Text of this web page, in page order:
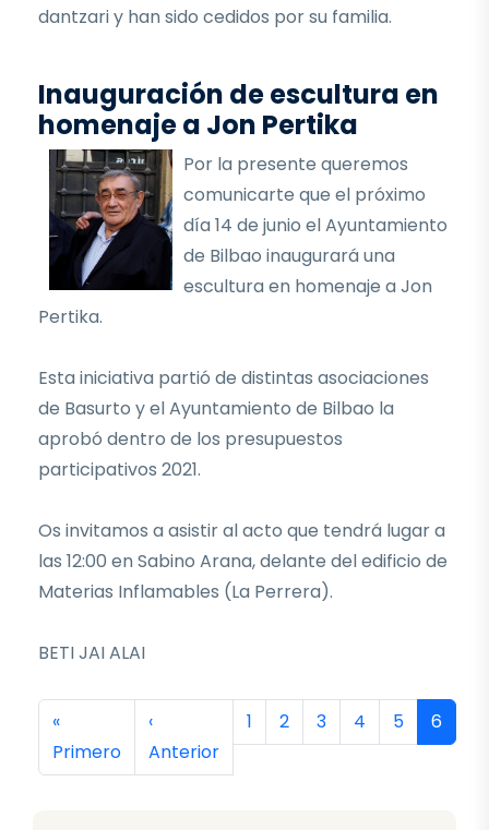
dantzari y han sido cedidos por su familia.
Inauguración de escultura en
homenaje a Jon Pertika
Por la presente queremos
comunicarte que el próximo
día 14 de junio el Ayuntamiento
de Bilbao inaugurará una
escultura en homenaje a Jon
Pertika.
Esta iniciativa partió de distintas asociaciones
de Basurto y el Ayuntamiento de Bilbao la
aprobó dentro de los presupuestos
participativos 2021.
Os invitamos a asistir al acto que tendrá lugar a
las 12:00 en Sabino Arana, delante del edificio de
Materias Inflamables (La Perrera).
BETI JAI ALAI
Paginación
Primera página
«
Primero
Página anterior
‹
Anterior
Página
1 Página
2 Página
3 Página
4 Página
5 6